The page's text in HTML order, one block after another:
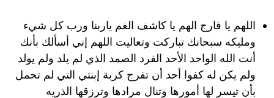
اللهم يا فارج الهم يا كاشف الغم ياربنا ورب كل شيء
ومليكه سبحانك تباركت وتعاليت اللهم إني أسألك بأنك
أنت الله الواحد الأحد الفرد الصمد الذي لم يلد ولم يولد
ولم يكن له كفوا أحد أن تفرج كربة إبنتي التي لم تحمل
بأن تيسر لها أمورها وتنال مرادها وترزقها الذريه